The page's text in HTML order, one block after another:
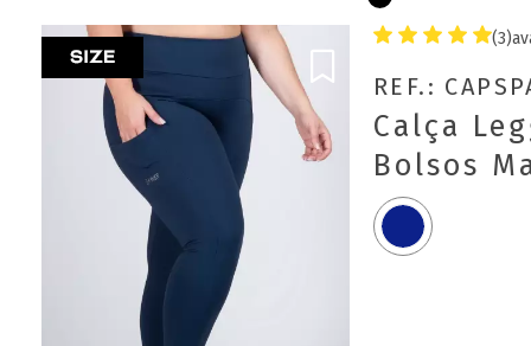
(3)
REF.:
Calça
Bolsos